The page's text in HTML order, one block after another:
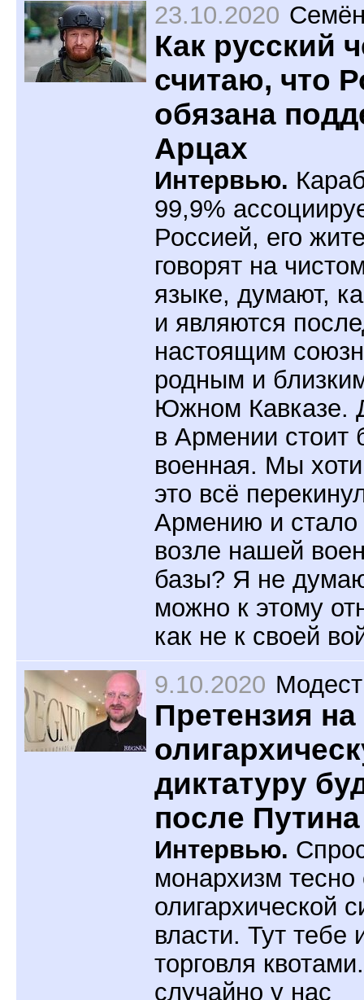
23.10.2020
Как русский
считаю, что
обязана
Арцах
Интервью.
99,9%
Россией, его
говорят на
языке, думают,
и являются
настоящим
родным и
Южном Кавказе.
в Армении стоит
военная. Мы
это всё
Армению и стало
возле нашей
базы? Я не
можно к этому
как не к своей
9.10.2020
Претензия на
диктатуру
после Путина
Интервью.
монархизм тесно
олигархической
власти. Тут тебе
торговля
случайно у нас